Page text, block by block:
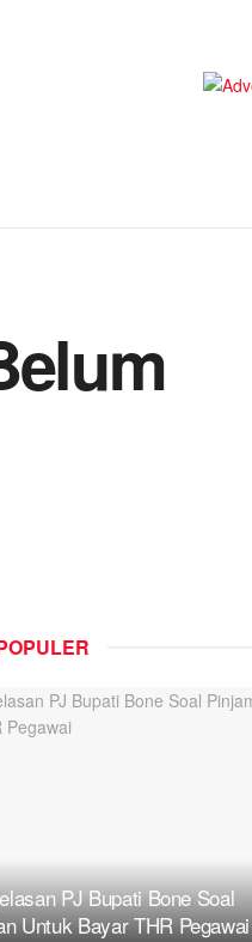
PJ Bupati Bone Soal
Untuk Bayar THR Pegawai